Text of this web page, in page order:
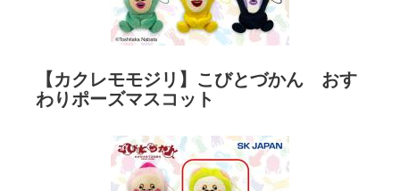
【カクレモモジリ】こびとづかん おす
わりポーズマスコット